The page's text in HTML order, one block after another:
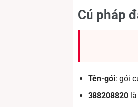
Cú pháp
Tên-gói: gói
388208820